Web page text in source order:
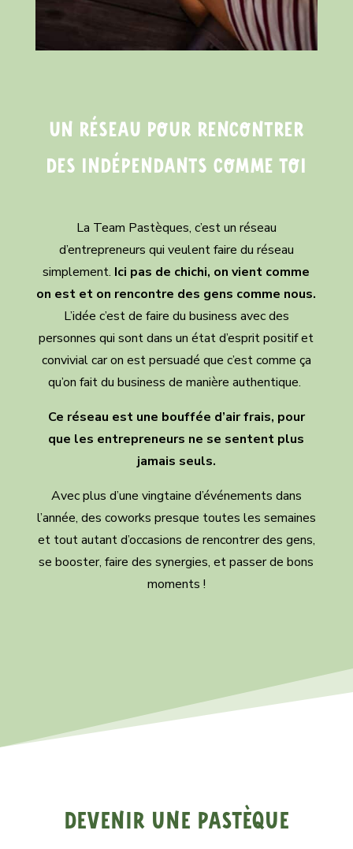
Un réseau pour rencontrer
des indépendants comme toi
La Team Pastèques, c’est un réseau
d’entrepreneurs qui veulent faire du réseau
simplement. Ici pas de chichi, on vient comme
on est et on rencontre des gens comme nous.
L’idée c’est de faire du business avec des
personnes qui sont dans un état d’esprit positif et
convivial car on est persuadé que c’est comme ça
qu’on fait du business de manière authentique.
Ce réseau est une bouffée d’air frais, pour
que les entrepreneurs ne se sentent plus
jamais seuls.
Avec plus d’une vingtaine d’événements dans
l’année, des coworks presque toutes les semaines
et tout autant d’occasions de rencontrer des gens,
se booster, faire des synergies, et passer de bons
moments !
Devenir une pastèque